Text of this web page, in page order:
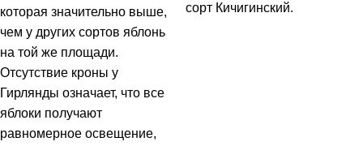
которая значительно выше,
чем у других сортов яблонь
на той же площади.
Отсутствие кроны у
Гирлянды означает, что все
яблоки получают
равномерное освещение,
сорт Кичигинский.